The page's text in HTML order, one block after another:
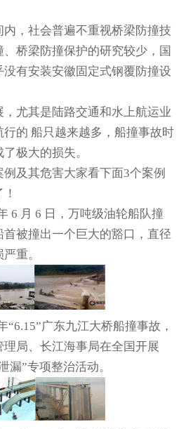
，社会普遍不重视桥梁防撞技
桥梁防撞保护的研究较少，国
没有安装安徽固定式钢覆防撞设
，尤其是陆路交通和水上航运业
的 船只越来越多，船撞事故时
极大的损失。
及其危害大家看下面3个案例
6 月 6 日，万吨级油轮船队撞
被撞出一个巨大的豁口，直径
重。
广东九江大桥船撞事故，
局、长江海事局在全国开展
漏”专项整治活动。